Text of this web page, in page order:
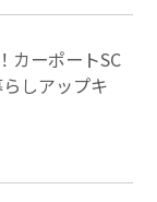
カーポートSC
しアップキ